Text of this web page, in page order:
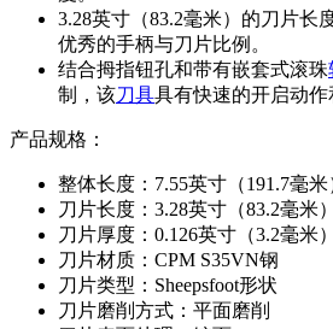
3.28英寸（83.2毫米）的刀片长
优秀的手柄与刀片比例。
结合拇指钮孔和带有嵌套式滚珠
制，该刀具具有快速的开启动作
产品规格：
整体长度：7.55英寸（191.7毫米
刀片长度：3.28英寸（83.2毫米）
刀片厚度：0.126英寸（3.2毫米）
刀片材质：CPM S35VN钢
刀片类型：Sheepsfoot形状
刀片磨削方式：平面磨削